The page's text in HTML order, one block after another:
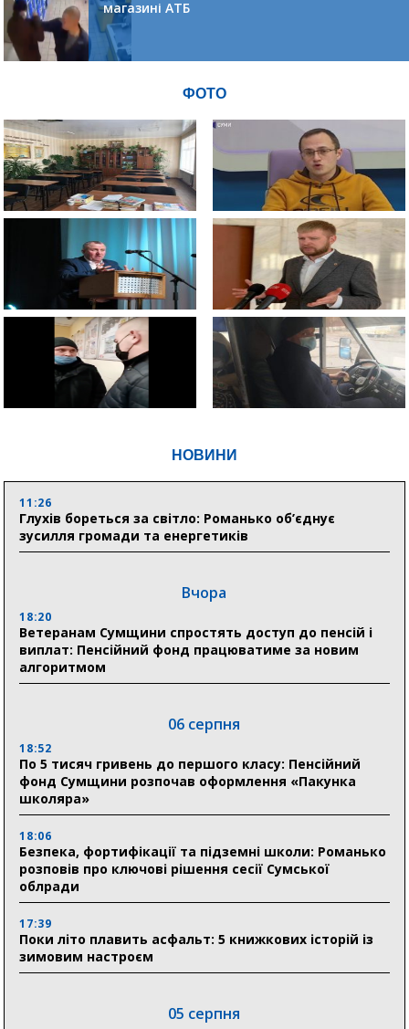
НОВИНИ
11:26
Глухів бореться за світло: Романько об’єднує
зусилля громади та енергетиків
Вчора
18:20
Ветеранам Сумщини спростять доступ до пенсій і
виплат: Пенсійний фонд працюватиме за новим
алгоритмом
06 серпня
18:52
По 5 тисяч гривень до першого класу: Пенсійний
фонд Сумщини розпочав оформлення «Пакунка
школяра»
18:06
Безпека, фортифікації та підземні школи: Романько
розповів про ключові рішення сесії Сумської
облради
17:39
Поки літо плавить асфальт: 5 книжкових історій із
зимовим настроєм
05 серпня
магазині АТБ
ФОТО